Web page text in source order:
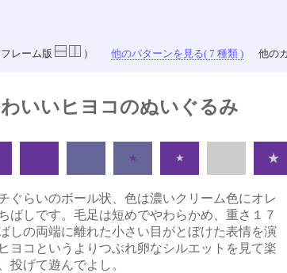
フレーム版 ） 他のパターンを見る( 7 種類 ) 他の
いいヒヨコのぬいぐるみ
★ ★ ★
ぐらいのボール状、色は濃いクリーム色にオレ
ばしです。毛足は短めでやわらかめ、重さ１７
しの両端に離れた小さい目がとぼけた表情を演
ヨコというよりつぶれ卵なシルエットを見て楽
投げて遊んでよし。